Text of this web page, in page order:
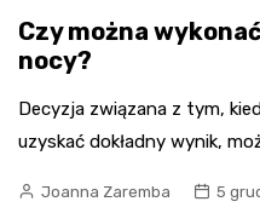
Czy można
nocy?
Decyzja związana z tym,
uzyskać dokładny wynik,
Joanna Zaremba 5